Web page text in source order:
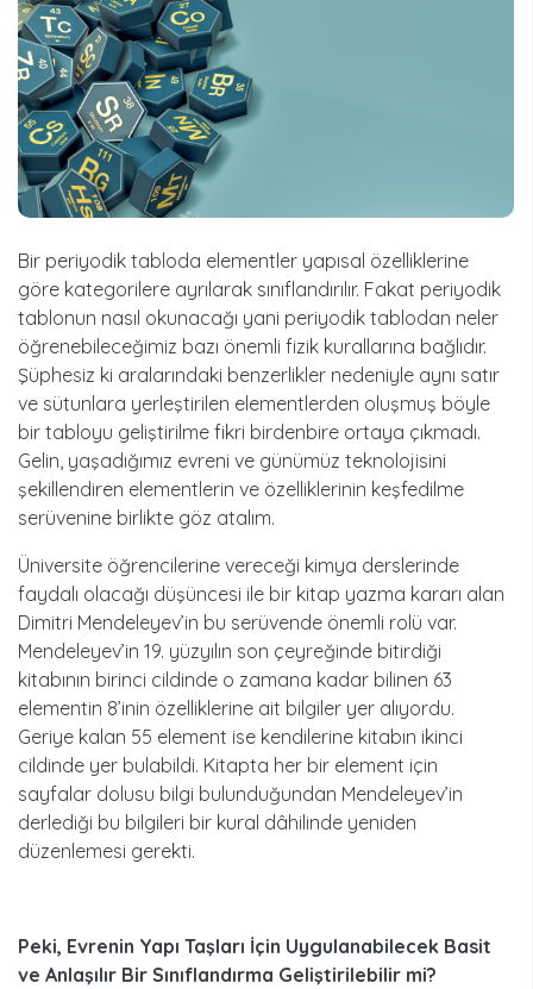
Bir periyodik tabloda elementler yapısal özelliklerine
göre kategorilere ayrılarak sınıflandırılır. Fakat periyodik
tablonun nasıl okunacağı yani periyodik tablodan neler
öğrenebileceğimiz bazı önemli fizik kurallarına bağlıdır.
Şüphesiz ki aralarındaki benzerlikler nedeniyle aynı satır
ve sütunlara yerleştirilen elementlerden oluşmuş böyle
bir tabloyu geliştirilme fikri birdenbire ortaya çıkmadı.
Gelin, yaşadığımız evreni ve günümüz teknolojisini
şekillendiren elementlerin ve özelliklerinin keşfedilme
serüvenine birlikte göz atalım.
Üniversite öğrencilerine vereceği kimya derslerinde
faydalı olacağı düşüncesi ile bir kitap yazma kararı alan
Dimitri Mendeleyev’in bu serüvende önemli rolü var.
Mendeleyev’in 19. yüzyılın son çeyreğinde bitirdiği
kitabının birinci cildinde o zamana kadar bilinen 63
elementin 8’inin özelliklerine ait bilgiler yer alıyordu.
Geriye kalan 55 element ise kendilerine kitabın ikinci
cildinde yer bulabildi. Kitapta her bir element için
sayfalar dolusu bilgi bulunduğundan Mendeleyev’in
derlediği bu bilgileri bir kural dâhilinde yeniden
düzenlemesi gerekti.
Peki, Evrenin Yapı Taşları İçin Uygulanabilecek Basit
ve Anlaşılır Bir Sınıflandırma Geliştirilebilir mi?